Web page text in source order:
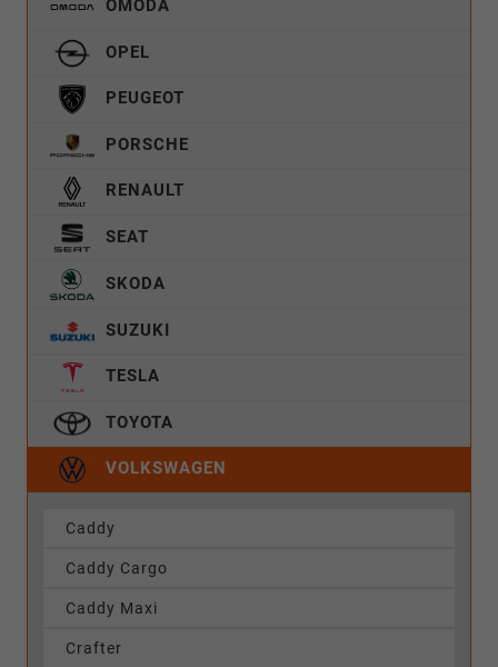
OMODA
OPEL
PEUGEOT
PORSCHE
RENAULT
SEAT
SKODA
SUZUKI
TESLA
TOYOTA
VOLKSWAGEN
Caddy
Caddy Cargo
Caddy Maxi
Crafter